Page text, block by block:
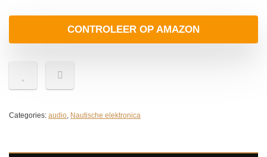
CONTROLEER OP AMAZON
Categories: audio, Nautische elektronica